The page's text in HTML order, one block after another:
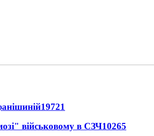
19721
військовому в СЗЧ10265